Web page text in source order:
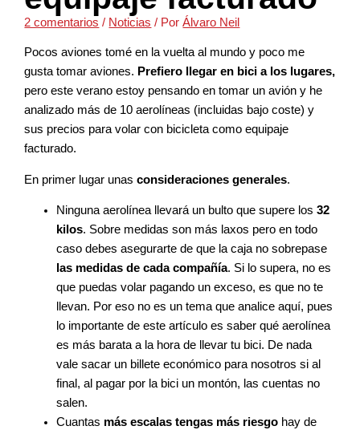
2 comentarios / Noticias / PorÁlvaro Neil
Pocos aviones tomé en la vuelta al mundo y poco me
gusta tomar aviones. Prefiero llegar en bici a los lugares,
pero este verano estoy pensando en tomar un avión y he
analizado más de 10 aerolíneas (incluidas bajo coste) y
sus precios para volar con bicicleta como equipaje
facturado.
En primer lugar unasconsideraciones generales.
Ninguna aerolínea llevará un bulto que supere los 32
kilos. Sobre medidas son más laxos pero en todo
caso debes asegurarte de que la caja no sobrepase
las medidas de cada compañía. Si lo supera, no es
que puedas volar pagando un exceso, es que no te
llevan. Por eso no es un tema que analice aquí, pues
lo importante de este artículo es saber qué aerolínea
es más barata a la hora de llevar tu bici. De nada
vale sacar un billete económico para nosotros si al
final, al pagar por la bici un montón, las cuentas no
salen.
Cuantas más escalas tengas más riesgo hay de